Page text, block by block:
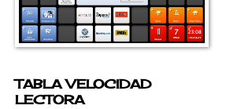
TABLA VELOCIDAD
LECTORA